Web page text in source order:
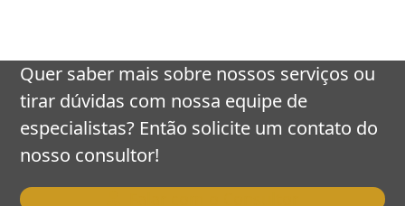
carousel
navigation
buttons
Quer saber mais sobre nossos serviços ou
tirar dúvidas com nossa equipe de
especialistas? Então solicite um contato do
nosso consultor!